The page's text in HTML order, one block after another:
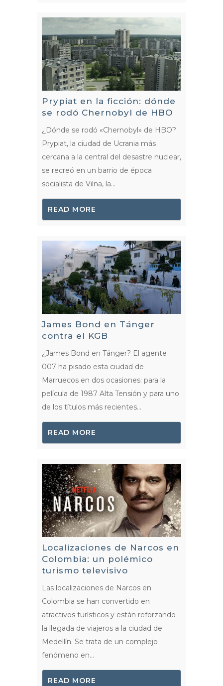
Prypiat en la ficción: dónde
se rodó Chernobyl de HBO
¿Dónde se rodó «Chernobyl» de HBO?
Prypiat, la ciudad de Ucrania más
cercana a la central del desastre nuclear,
se recreó en un barrio de época
socialista de Vilna, la...
READ MORE
James Bond en Tánger
contra el KGB
¿James Bond en Tánger? El agente
007 ha pisado esta ciudad de
Marruecos en dos ocasiones: para la
película de 1987 Alta Tensión y para uno
de los títulos más recientes...
READ MORE
Localizaciones de Narcos en
Colombia: un polémico
turismo televisivo
Las localizaciones de Narcos en
Colombia se han convertido en
atractivos turísticos y están reforzando
la llegada de viajeros a la ciudad de
Medellín. Se trata de un complejo
fenómeno en...
READ MORE